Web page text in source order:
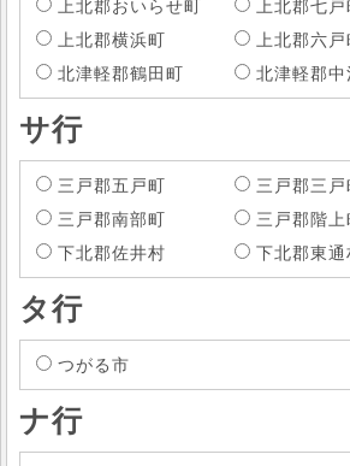
上北郡おいらせ町 上北郡七戸
上北郡横浜町
上北郡六戸
北津軽郡鶴田町
北津軽郡中
サ行
三戸郡五戸町 三戸郡三戸
三戸郡南部町
三戸郡階上
下北郡佐井村
下北郡東通
タ行
つがる市
ナ行